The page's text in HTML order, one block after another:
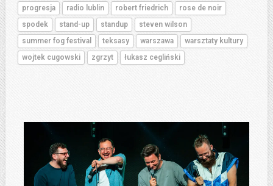
progresja
radio lublin robert friedrich
rose de noir
spodek
stand-up standup
steven wilson
summer fog festival
teksasy warszawa
warsztaty kultury
wojtek cugowski
zgrzyt łukasz cegliński